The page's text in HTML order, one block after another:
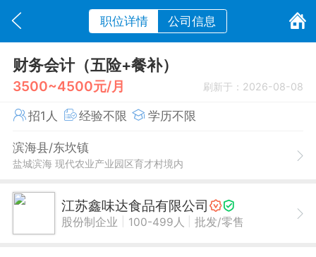
职位详情 公司信息
财务会计（五险+餐补）
3500~4500元/月 刷新于：2026-08-08
招1人 经验不限 学历不限
滨海县/东坎镇
盐城滨海 现代农业产业园区育才村境内
江苏鑫味达食品有限公司
股份制企业 100-499人 批发/零售